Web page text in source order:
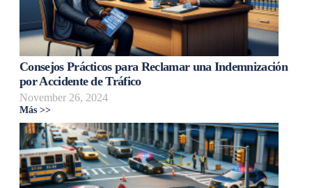
Consejos Prácticos para Reclamar una Indemnización
por Accidente de Tráfico
November 26, 2024
Más >>